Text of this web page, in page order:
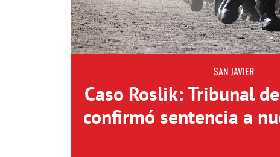
SAN JAVIER
Caso Roslik: Tribunal
confirmó sentencia a